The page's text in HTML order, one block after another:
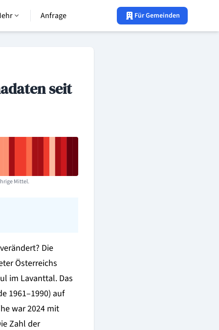
Anfrage Für Gemeinden
seit
Mittel.
Die
Österreichs
im Lavanttal. Das
1961–1990) auf
war 2024 mit
Zahl der